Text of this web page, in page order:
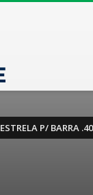
ESTRELA P/ BARRA